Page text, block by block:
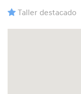
Taller destacado